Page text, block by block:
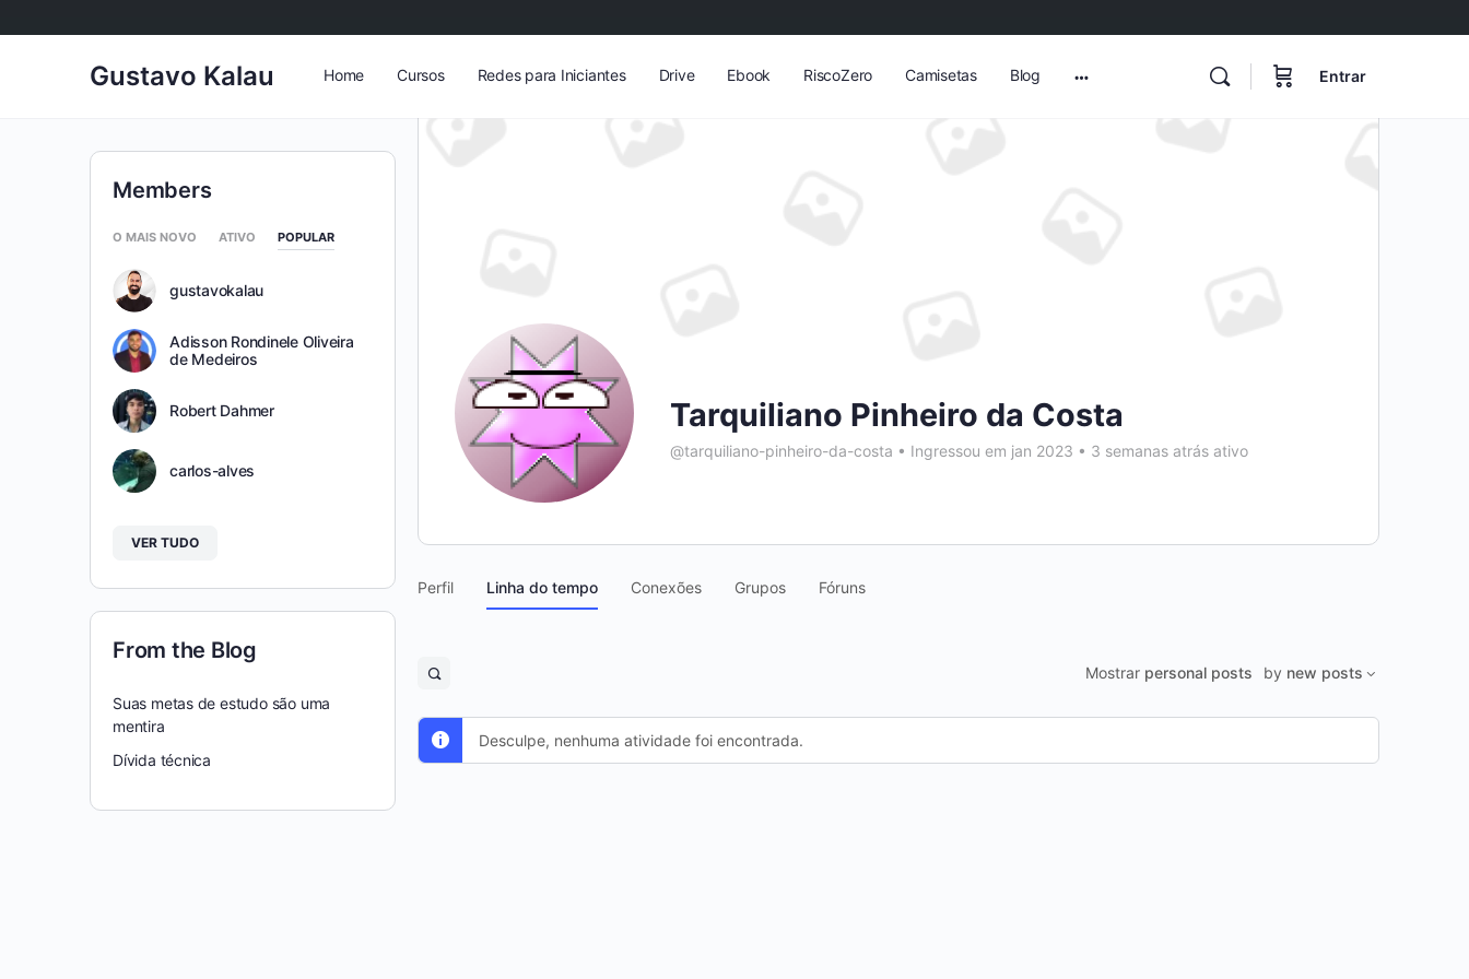
Gustavo Kalau Home Cursos Redes para Iniciantes Drive Ebook RiscoZero Camisetas Blog Entrar
Tarquiliano Pinheiro da Costa
@tarquiliano-pinheiro-da-costa • Ingressou em jan 2023 • 3 semanas atrás ativo
Perfil Linha do tempo Conexões Grupos Fóruns
Open
filters
Mostrar personal posts by new posts
Desculpe, nenhuma atividade foi encontrada.
Members
O MAIS NOVO ATIVO POPULAR
gustavokalau
Adisson Rondinele Oliveira
de Medeiros
Robert Dahmer
carlos-alves
VER TUDO
From the Blog
Suas metas de estudo são uma
mentira
Dívida técnica